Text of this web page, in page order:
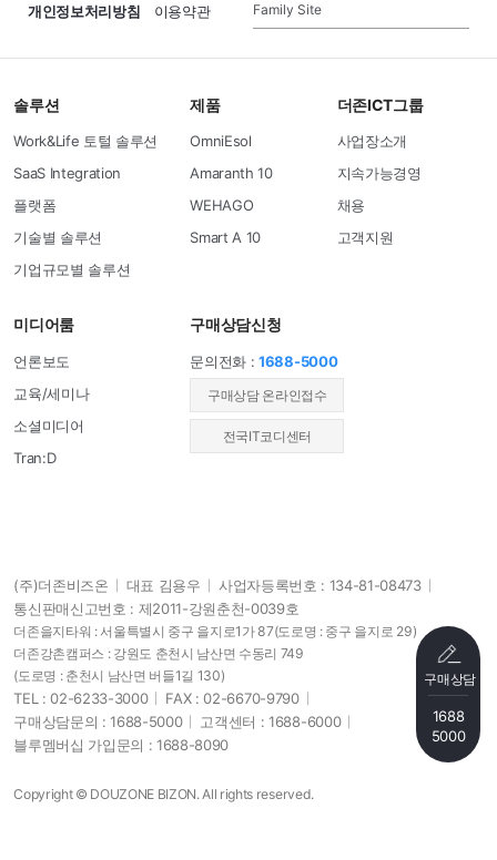
구매상담
1688
5000
개인정보처리방침 이용약관 Family Site
솔루션
Work&Life 토털 솔루션
SaaS Integration
플랫폼
기술별 솔루션
기업규모별 솔루션
제품
OmniEsol
Amaranth 10
WEHAGO
Smart A 10
더존ICT그룹
사업장소개
지속가능경영
채용
고객지원
미디어룸
언론보도
교육/세미나
소셜미디어
Tran:D
구매상담신청
문의전화 :1688-5000
​구매상담 온라인접수
전국IT코디센터
(주)더존비즈온 대표 김용우
사업자등록번호 : 134-81-08473
통신판매신고번호 : 제2011-강원춘천-0039호
더존을지타워 : 서울특별시 중구 을지로1가 87(도로명 : 중구 을지로 29)
더존강촌캠퍼스 : 강원도 춘천시 남산면 수동리 749
(도로명 : 춘천시 남산면 버들1길 130)
TEL : 02-6233-3000
FAX : 02-6670-9790
구매상담문의 : 1688-5000
고객센터 : 1688-6000
블루멤버십 가입문의 : 1688-8090
Copyright © DOUZONE BIZON. All rights reserved.